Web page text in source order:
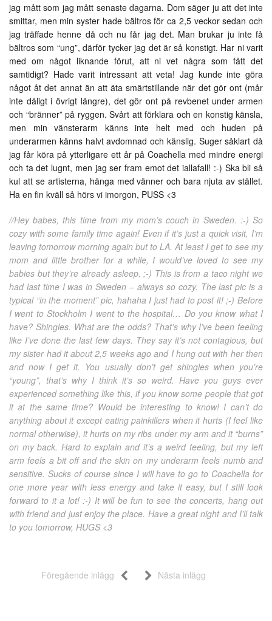
jag mått som jag mått senaste dagarna. Dom säger ju att det inte
smittar, men min syster hade bältros för ca 2,5 veckor sedan och
jag träffade henne då och nu får jag det. Man brukar ju inte få
bältros som “ung”, därför tycker jag det är så konstigt. Har ni varit
med om något liknande förut, att ni vet några som fått det
samtidigt? Hade varit intressant att veta! Jag kunde inte göra
något åt det annat än att äta smärtstillande när det gör ont (mår
inte dåligt i övrigt längre), det gör ont på revbenet under armen
och “bränner” på ryggen. Svårt att förklara och en konstig känsla,
men min vänsterarm känns inte helt med och huden på
underarmen känns halvt avdomnad och känslig. Suger såklart då
jag får köra på ytterligare ett år på Coachella med mindre energi
och ta det lugnt, men jag ser fram emot det iallafall! :-) Ska bli så
kul att se artisterna, hänga med vänner och bara njuta av stället.
Ha en fin kväll så hörs vi imorgon, PUSS <3
//Hey babes, this time from my mom’s couch in Sweden. :-) So
cozy with some family time again! Even if it’s just a quick visit, I’m
leaving tomorrow morning again but to LA. At least I get to see my
mom and little brother for a while, I would’ve loved to see my
babies but they’re already asleep. ;-) This is from a taco night we
had last time I was in Sweden – always so cozy. The last pic is a
typical “in the moment” pic, hahaha I just had to post it! ;-) Before
I went to Stockholm I went to the hospital… Do you know what I
have? Shingles. What are the odds? That’s why I’ve been feeling
like I’ve done the last few days. They say it’s not contagious, but
my sister had it about 2,5 weeks ago and I hung out with her then
and now I get it. You usually don’t get shingles when you’re
“young”, that’s why I think it’s so weird. Have you guys ever
experienced something like this, if you know some people that got
it at the same time? Would be interesting to know! I can’t do
anything about it except eating painkillers when it hurts (I feel like
normal otherwise), it hurts on my ribs under my arm and it “burns”
on my back. Hard to explain and it’s a weird feeling, but my left
arm feels a bit off and the skin on my underarm feels numb and
sensitive. Sucks of course since I will have to go to Coachella for
one more year with less energy and take it easy, but I still look
forward to it a lot! :-) It will be fun to see the concerts, hang out
with friend and just enjoy the place. Have a great night and I’ll talk
to you tomorrow, HUGS <3
Föregående inlägg Nästa inlägg